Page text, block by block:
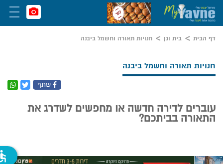
דף הבית בית וגן חנויות תאורה וחשמל ביבנה
שתף
חנויות תאורה וחשמל ביבנה
עוברים לדירה חדשה או מחפשים לשדרג את
התאורה בביתכם?